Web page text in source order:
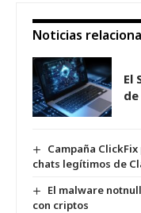
Noticias
El
de
Campaña
chats legítimos de
El malware
con criptos